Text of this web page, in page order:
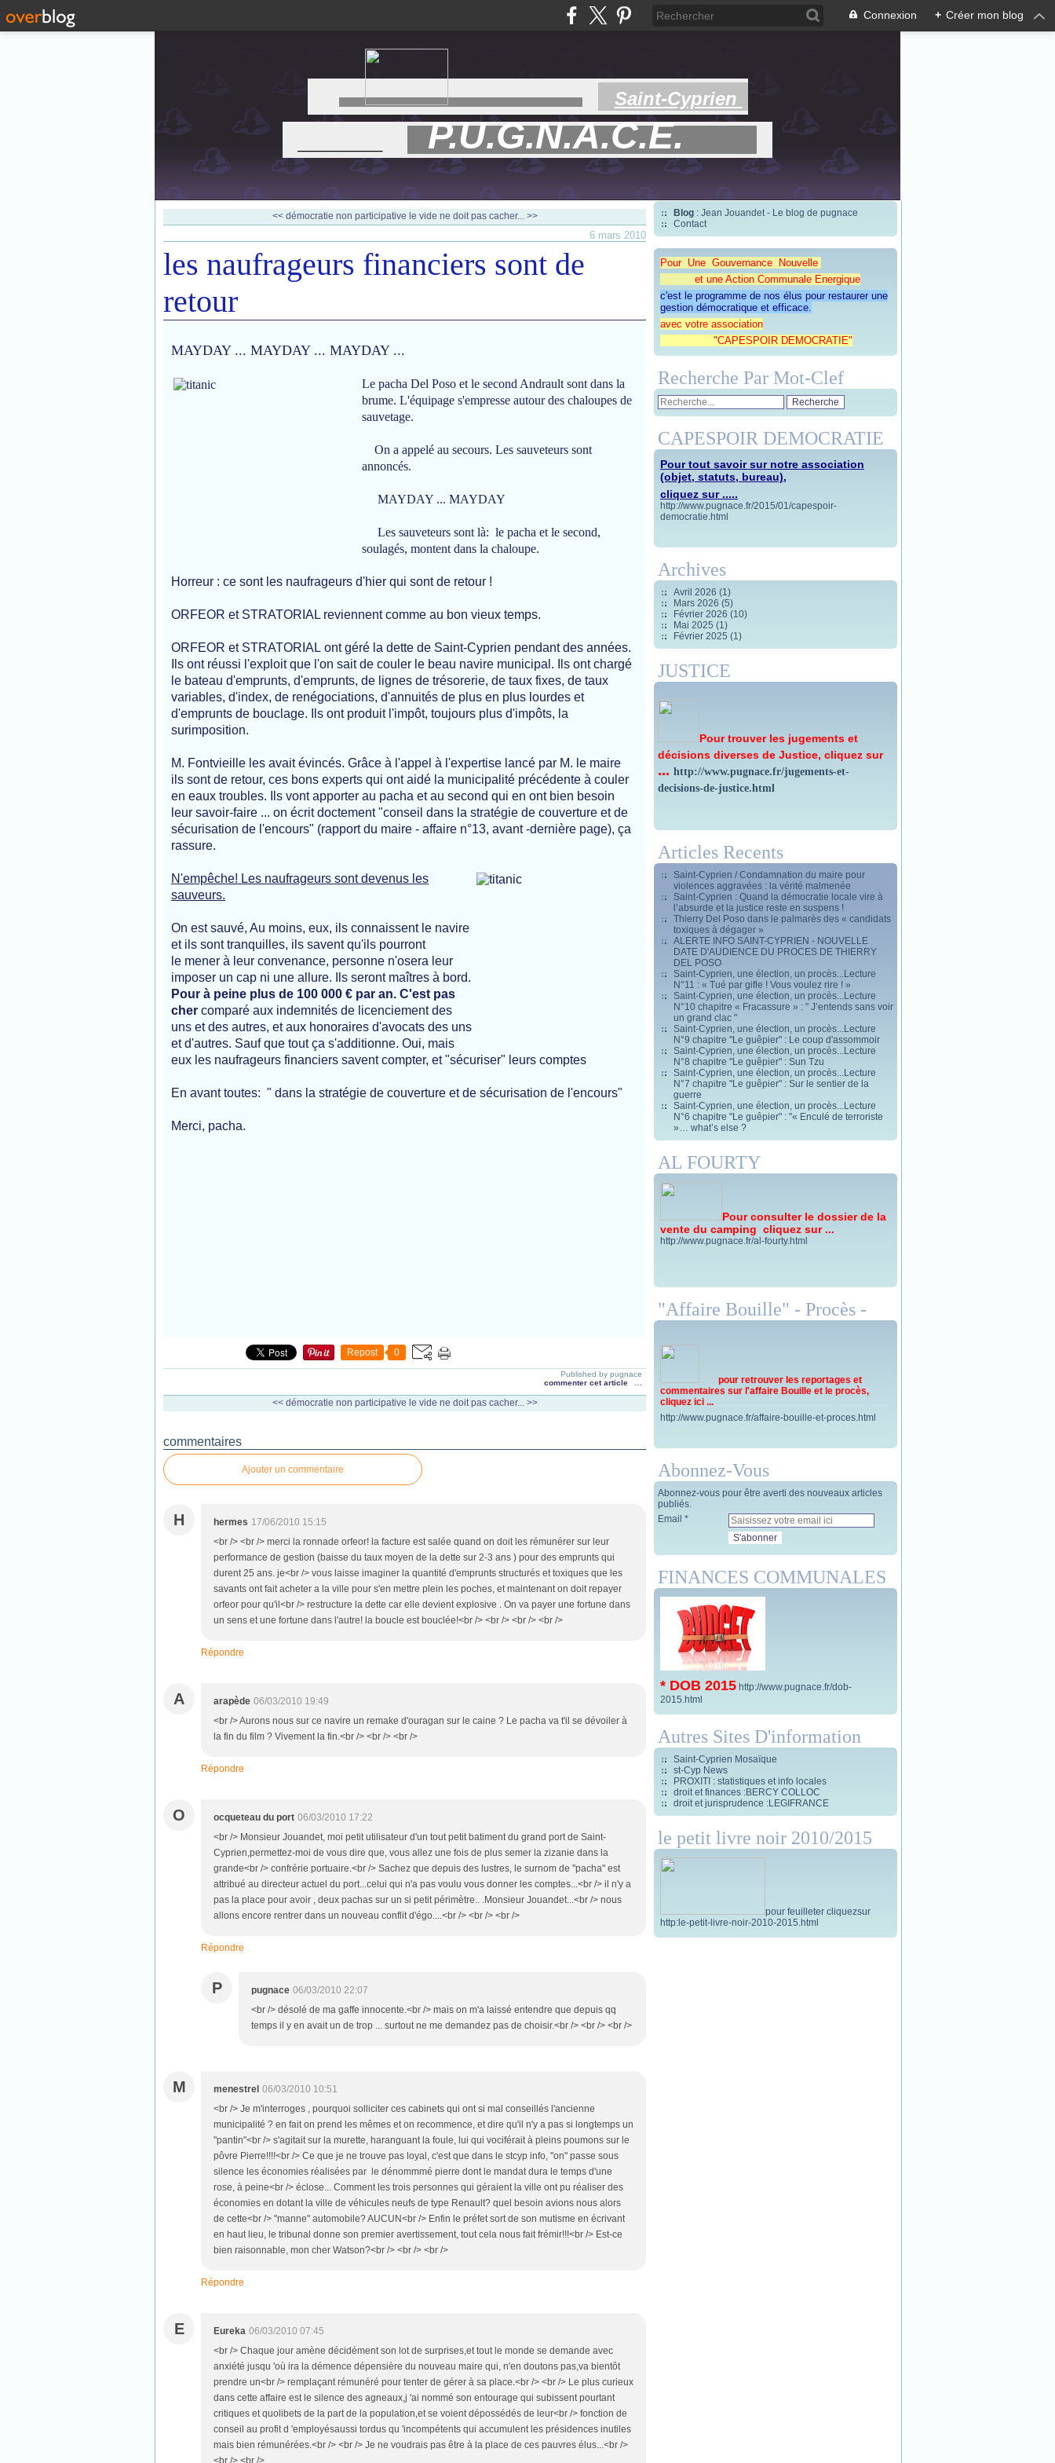
Connexion + Créer mon blog
Saint-Cyprien
P.U.G.N.A.C.E.
<< démocratie non participative le vide ne doit pas cacher... >>
6 mars 2010
les naufrageurs financiers sont de
retour
MAYDAY ... MAYDAY ... MAYDAY ...
Le pacha Del Poso et le second Andrault sont dans la
brume. L'équipage s'empresse autour des chaloupes de
sauvetage.
On a appelé au secours. Les sauveteurs sont
annoncés.
MAYDAY ... MAYDAY
Les sauveteurs sont là: le pacha et le second,
soulagés, montent dans la chaloupe.
Horreur : ce sont les naufrageurs d'hier qui sont de retour !
ORFEOR et STRATORIAL reviennent comme au bon vieux temps.
ORFEOR et STRATORIAL ont géré la dette de Saint-Cyprien pendant des années.
Ils ont réussi l'exploit que l'on sait de couler le beau navire municipal. Ils ont chargé
le bateau d'emprunts, d'emprunts, de lignes de trésorerie, de taux fixes, de taux
variables, d'index, de renégociations, d'annuités de plus en plus lourdes et
d'emprunts de bouclage. Ils ont produit l'impôt, toujours plus d'impôts, la
surimposition.
M. Fontvieille les avait évincés. Grâce à l'appel à l'expertise lancé par M. le maire
ils sont de retour, ces bons experts qui ont aidé la municipalité précédente à couler
en eaux troubles. Ils vont apporter au pacha et au second qui en ont bien besoin
leur savoir-faire ... on écrit doctement "conseil dans la stratégie de couverture et de
sécurisation de l'encours" (rapport du maire - affaire n°13, avant -dernière page), ça
rassure.
N'empêche! Les naufrageurs sont devenus les
sauveurs.
On est sauvé, Au moins, eux, ils connaissent le navire
et ils sont tranquilles, ils savent qu'ils pourront
le mener à leur convenance, personne n'osera leur
imposer un cap ni une allure. Ils seront maîtres à bord.
Pour à peine plus de 100 000 € par an. C'est pas
cher comparé aux indemnités de licenciement des
uns et des autres, et aux honoraires d'avocats des uns
et d'autres. Sauf que tout ça s'additionne. Oui, mais
eux les naufrageurs financiers savent compter, et "sécuriser" leurs comptes
En avant toutes: " dans la stratégie de couverture et de sécurisation de l'encours"
Merci, pacha.
Repost 0
Published by pugnace
commenter cet article
<< démocratie non participative le vide ne doit pas cacher... >>
commentaires
Ajouter un commentaire
H hermes 17/06/2010 15:15
<br /> <br /> merci la ronnade orfeor! la facture est salée quand on doit les rémunérer sur leur
performance de gestion (baisse du taux moyen de la dette sur 2-3 ans ) pour des emprunts qui
durent 25 ans. je<br /> vous laisse imaginer la quantité d'emprunts structurés et toxiques que les
savants ont fait acheter a la ville pour s'en mettre plein les poches, et maintenant on doit repayer
orfeor pour qu'il<br /> restructure la dette car elle devient explosive . On va payer une fortune dans
un sens et une fortune dans l'autre! la boucle est bouclée!<br /> <br /> <br /> <br />
Répondre
A arapède 06/03/2010 19:49
<br /> Aurons nous sur ce navire un remake d'ouragan sur le caine ? Le pacha va t'il se dévoiler à
la fin du film ? Vivement la fin.<br /> <br /> <br />
Répondre
O ocqueteau du port 06/03/2010 17:22
<br /> Monsieur Jouandet, moi petit utilisateur d'un tout petit batiment du grand port de Saint-
Cyprien,permettez-moi de vous dire que, vous allez une fois de plus semer la zizanie dans la
grande<br /> confrérie portuaire.<br /> Sachez que depuis des lustres, le surnom de "pacha" est
attribué au directeur actuel du port...celui qui n'a pas voulu vous donner les comptes...<br /> il n'y a
pas la place pour avoir , deux pachas sur un si petit périmètre.. .Monsieur Jouandet...<br /> nous
allons encore rentrer dans un nouveau conflit d'égo....<br /> <br /> <br />
Répondre
P pugnace 06/03/2010 22:07
<br /> désolé de ma gaffe innocente.<br /> mais on m'a laissé entendre que depuis qq
temps il y en avait un de trop ... surtout ne me demandez pas de choisir.<br /> <br /> <br />
M menestrel 06/03/2010 10:51
<br /> Je m'interroges , pourquoi solliciter ces cabinets qui ont si mal conseillés l'ancienne
municipalité ? en fait on prend les mêmes et on recommence, et dire qu'il n'y a pas si longtemps un
"pantin"<br /> s'agitait sur la murette, haranguant la foule, lui qui vociférait à pleins poumons sur le
pôvre Pierre!!!!<br /> Ce que je ne trouve pas loyal, c'est que dans le stcyp info, "on" passe sous
silence les économies réalisées par le dénommmé pierre dont le mandat dura le temps d'une
rose, à peine<br /> éclose... Comment les trois personnes qui géraient la ville ont pu réaliser des
économies en dotant la ville de véhicules neufs de type Renault? quel besoin avions nous alors
de cette<br /> "manne" automobile? AUCUN<br /> Enfin le préfet sort de son mutisme en écrivant
en haut lieu, le tribunal donne son premier avertissement, tout cela nous fait frémir!!!<br /> Est-ce
bien raisonnable, mon cher Watson?<br /> <br /> <br />
Répondre
E Eureka 06/03/2010 07:45
<br /> Chaque jour amène décidément son lot de surprises,et tout le monde se demande avec
anxiété jusqu 'où ira la démence dépensière du nouveau maire qui, n'en doutons pas,va bientôt
prendre un<br /> remplaçant rémunéré pour tenter de gérer à sa place.<br /> <br /> Le plus curieux
dans cette affaire est le silence des agneaux,j 'ai nommé son entourage qui subissent pourtant
critiques et quolibets de la part de la population,et se voient dépossédés de leur<br /> fonction de
conseil au profit d 'employésaussi tordus qu 'incompétents qui accumulent les présidences inutiles
mais bien rémunérées.<br /> <br /> Je ne voudrais pas être à la place de ces pauvres élus...<br />
<br /> <br />
Blog : Jean Jouandet - Le blog de pugnace
Contact
Pour Une Gouvernance Nouvelle
et une Action Communale Energique
c'est le programme de nos élus pour restaurer une
gestion démocratique et efficace.
avec votre association
"CAPESPOIR DEMOCRATIE"
Recherche Par Mot-Clef
CAPESPOIR DEMOCRATIE
Pour tout savoir sur notre association
(objet, statuts, bureau),
cliquez sur .....
http://www.pugnace.fr/2015/01/capespoir-
democratie.html
Archives
Avril 2026 (1)
Mars 2026 (5)
Février 2026 (10)
Mai 2025 (1)
Février 2025 (1)
JUSTICE
Pour trouver les jugements et
décisions diverses de Justice, cliquez sur
... http://www.pugnace.fr/jugements-et-
decisions-de-justice.html
Articles Recents
Saint-Cyprien / Condamnation du maire pour
violences aggravées : la vérité malmenée
Saint-Cyprien : Quand la démocratie locale vire à
l’absurde et la justice reste en suspens !
Thierry Del Poso dans le palmarès des « candidats
toxiques à dégager »
ALERTE INFO SAINT-CYPRIEN - NOUVELLE
DATE D'AUDIENCE DU PROCES DE THIERRY
DEL POSO
Saint-Cyprien, une élection, un procès...Lecture
N°11 : « Tué par gifle ! Vous voulez rire ! »
Saint-Cyprien, une élection, un procès...Lecture
N°10 chapitre « Fracassure » : " J’entends sans voir
un grand clac "
Saint-Cyprien, une élection, un procès...Lecture
N°9 chapitre "Le guêpier" : Le coup d'assommoir
Saint-Cyprien, une élection, un procès...Lecture
N°8 chapitre "Le guêpier" : Sun Tzu
Saint-Cyprien, une élection, un procès...Lecture
N°7 chapitre "Le guêpier" : Sur le sentier de la
guerre
Saint-Cyprien, une élection, un procès...Lecture
N°6 chapitre "Le guêpier" : "« Enculé de terroriste
»… what’s else ?
AL FOURTY
Pour consulter le dossier de la
vente du camping cliquez sur ...
http://www.pugnace.fr/al-fourty.html
"Affaire Bouille" - Procès -
pour retrouver les reportages et
commentaires sur l'affaire Bouille et le procès,
cliquez ici ...
http://www.pugnace.fr/affaire-bouille-et-proces.html
Abonnez-Vous
Abonnez-vous pour être averti des nouveaux articles
publiés.
Email
FINANCES COMMUNALES
* DOB 2015 http://www.pugnace.fr/dob-
2015.html
Autres Sites D'information
Saint-Cyprien Mosaïque
st-Cyp News
PROXITI : statistiques et info locales
droit et finances :BERCY COLLOC
droit et jurisprudence :LEGIFRANCE
le petit livre noir 2010/2015
pour feuilleter cliquezsur
http:le-petit-livre-noir-2010-2015.html